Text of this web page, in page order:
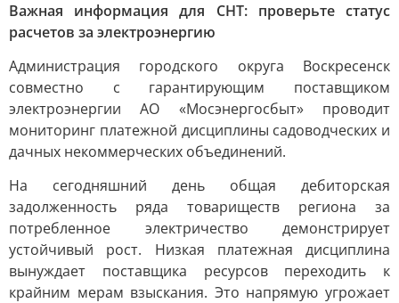
Важная информация для СНТ: проверьте статус
расчетов за электроэнергию
Администрация городского округа Воскресенск
совместно с гарантирующим поставщиком
электроэнергии АО «Мосэнергосбыт» проводит
мониторинг платежной дисциплины садоводческих и
дачных некоммерческих объединений.
На сегодняшний день общая дебиторская
задолженность ряда товариществ региона за
потребленное электричество демонстрирует
устойчивый рост. Низкая платежная дисциплина
вынуждает поставщика ресурсов переходить к
крайним мерам взыскания. Это напрямую угрожает